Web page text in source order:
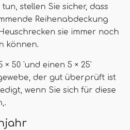
stellen Sie sicher, dass
Reihenabdeckung
sie immer noch
können.
50 'und einen 5 × 25'
der gut überprüft ist
wenn Sie sich für diese